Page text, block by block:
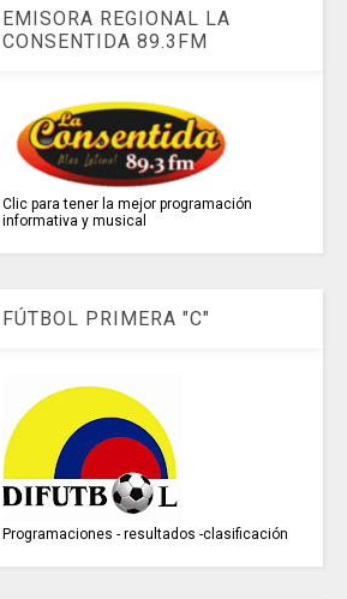
EMISORA REGIONAL LA
CONSENTIDA 89.3FM
Clic para tener la mejor programación
informativa y musical
FÚTBOL PRIMERA "C"
Programaciones - resultados -clasificación